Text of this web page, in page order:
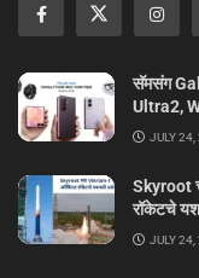
सॅमसंग
Ultra2,
JULY 24,
Skyroot
रॉकेटचे
JULY 24,